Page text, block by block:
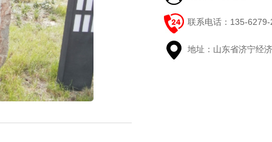
联系电话：135-6279-
地址：山东省济宁经